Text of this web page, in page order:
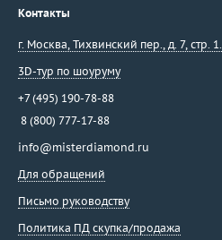
Контакты
г. Москва, Тихвинский пер., д. 7, стр. 1.
3D-тур по шоуруму
+7 (495) 190-78-88
8 (800) 777-17-88
info@misterdiamond.ru
Для обращений
Письмо руководству
Политика ПД скупка/продажа